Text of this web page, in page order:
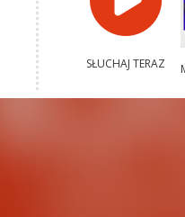
SŁUCHAJ TERAZ